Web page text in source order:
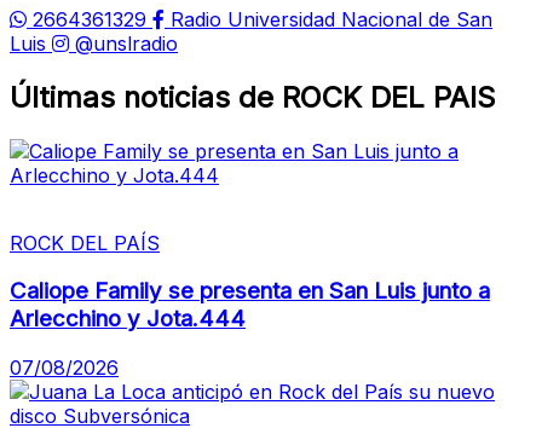
2664361329
Radio Universidad Nacional de San
Luis
@unslradio
Últimas noticias de ROCK DEL PAIS
ROCK DEL PAÍS
Caliope Family se presenta en San Luis junto a
Arlecchino y Jota.444
07/08/2026